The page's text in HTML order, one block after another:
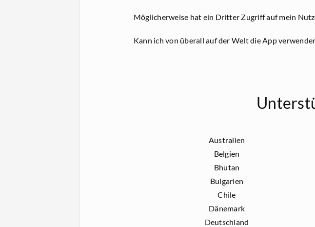
Möglicherweise hat ein Dritter Zugriff auf mein
Kann ich von überall auf der Welt die App
Australien
Belgien
Bhutan
Bulgarien
Chile
Dänemark
Deutschland